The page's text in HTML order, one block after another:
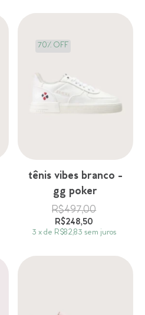
70% OFF
tênis vibes branco -
gg poker
R$497,00
R$248,50
3 xde R$82,83 sem juros